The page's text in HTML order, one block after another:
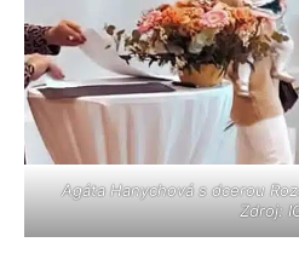
Agáta Hanychová s dcerou
Zdroj: